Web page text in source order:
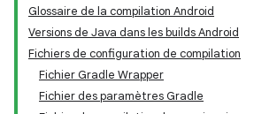
Glossaire de la compilation Android
Versions de Java dans les builds Android
Fichiers de configuration de compilation
Fichier Gradle Wrapper
Fichier des paramètres Gradle